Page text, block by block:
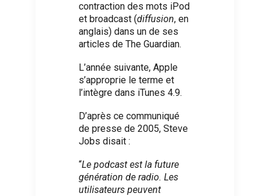
contraction des mots iPod
et broadcast (diffusion, en
anglais) dans un de ses
articles de The Guardian.
L’année suivante, Apple
s’approprie le terme et
l’intègre dans iTunes 4.9.
D’après ce communiqué
de pressede 2005, Steve
Jobs disait :
“Le podcast est la future
génération de radio. Les
utilisateurs peuvent